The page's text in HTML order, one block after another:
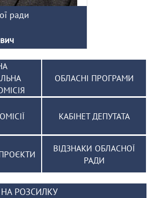
ради
ОБЛАСНІ ПРОГРАМИ
КАБІНЕТ ДЕПУТАТА
ВІДЗНАКИ ОБЛАСНОЇ
РАДИ
РОЗСИЛКУ